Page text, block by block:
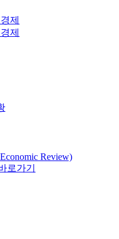
제
제
Review)
로가기